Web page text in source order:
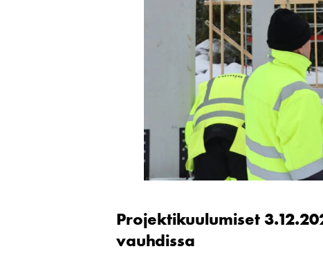
Projektikuulumiset
vauhdissa